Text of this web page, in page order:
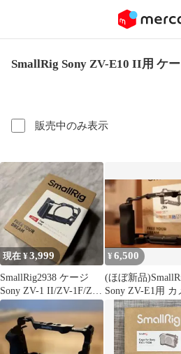
SmallRig Sony ZV-E10 II用 ケ
販売中のみ表示
現在 ¥3,999
SmallRig2938 ケージ
Sony ZV-1 II/ZV-1F/ZV-
1
¥6,500
(ほぼ新品
Sony ZV-E1用 カ
ージ